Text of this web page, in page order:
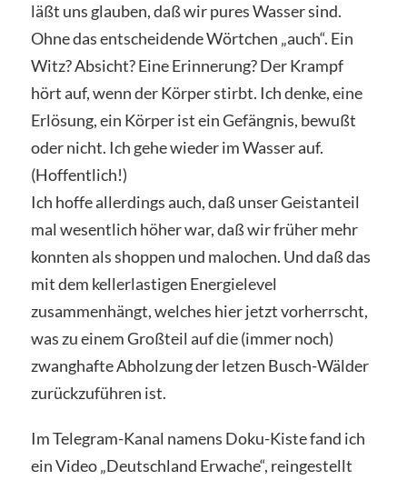
läßt uns glauben, daß wir pures Wasser sind.
Ohne das entscheidende Wörtchen „auch“. Ein
Witz? Absicht? Eine Erinnerung? Der Krampf
hört auf, wenn der Körper stirbt. Ich denke, eine
Erlösung, ein Körper ist ein Gefängnis, bewußt
oder nicht. Ich gehe wieder im Wasser auf.
(Hoffentlich!)
Ich hoffe allerdings auch, daß unser Geistanteil
mal wesentlich höher war, daß wir früher mehr
konnten als shoppen und malochen. Und daß das
mit dem kellerlastigen Energielevel
zusammenhängt, welches hier jetzt vorherrscht,
was zu einem Großteil auf die (immer noch)
zwanghafte Abholzung der letzen Busch-Wälder
zurückzuführen ist.
Im Telegram-Kanal namens Doku-Kiste fand ich
ein Video „Deutschland Erwache“, reingestellt